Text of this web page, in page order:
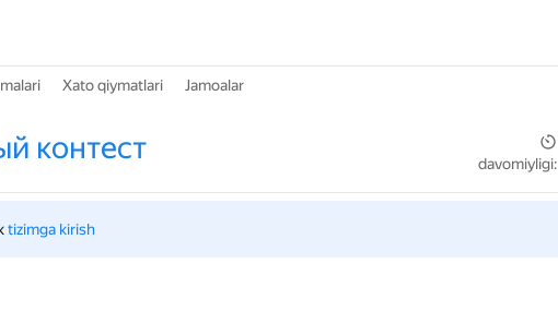
Xato qiymatlari Jamoalar
контест
davomiyligi:
tizimga kirish